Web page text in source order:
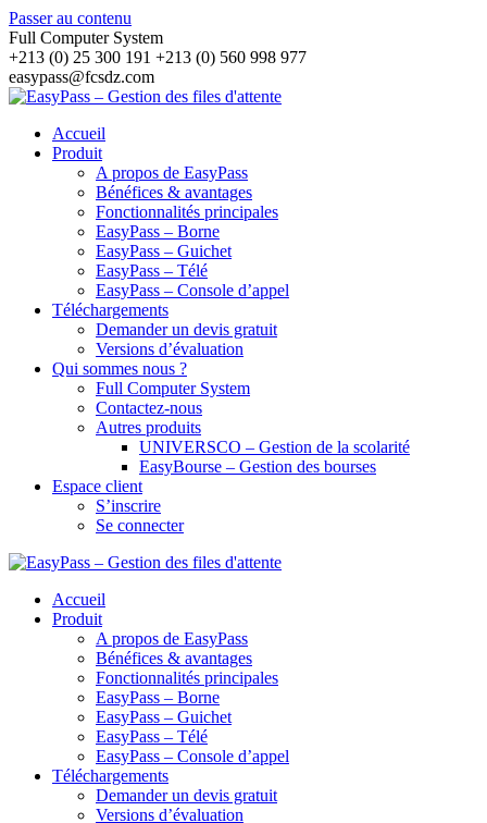
Passer au contenu
Full Computer System
+213 (0) 25 300 191 +213 (0) 560 998 977
easypass@fcsdz.com
Accueil
Produit
A propos de EasyPass
Bénéfices & avantages
Fonctionnalités principales
EasyPass – Borne
EasyPass – Guichet
EasyPass – Télé
EasyPass – Console d’appel
Téléchargements
Demander un devis gratuit
Versions d’évaluation
Qui sommes nous ?
Full Computer System
Contactez-nous
Autres produits
UNIVERSCO – Gestion de la scolarité
EasyBourse – Gestion des bourses
Espace client
S’inscrire
Se connecter
Accueil
Produit
A propos de EasyPass
Bénéfices & avantages
Fonctionnalités principales
EasyPass – Borne
EasyPass – Guichet
EasyPass – Télé
EasyPass – Console d’appel
Téléchargements
Demander un devis gratuit
Versions d’évaluation